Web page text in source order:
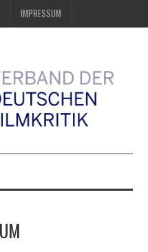
IMPRESSUM